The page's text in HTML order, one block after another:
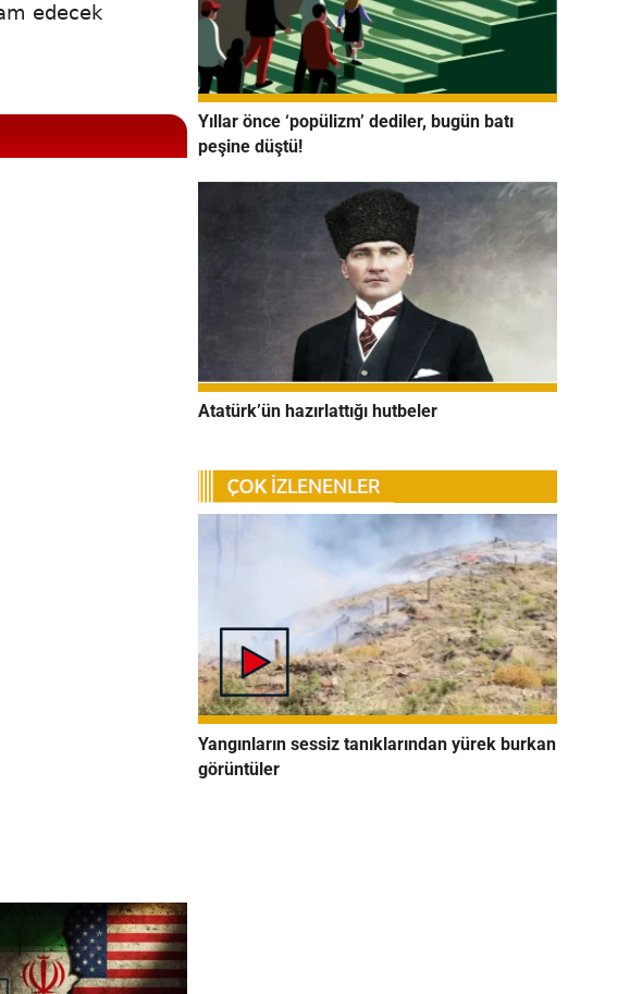
edecek
Yıllar önce ‘popülizm’ dediler, bugün batı
peşine düştü!
Atatürk’ün hazırlattığı hutbeler
Yangınların sessiz tanıklarından yürek burkan
görüntüler